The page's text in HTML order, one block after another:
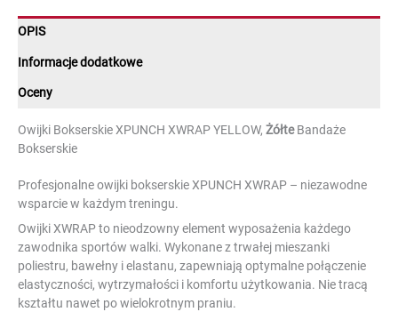
OPIS
Informacje dodatkowe
Oceny
Owijki Bokserskie XPUNCH XWRAP YELLOW, ŻółteBandaże
Bokserskie
Profesjonalne owijki bokserskie XPUNCH XWRAP – niezawodne
wsparcie w każdym treningu.
Owijki XWRAP to nieodzowny element wyposażenia każdego
zawodnika sportów walki. Wykonane z trwałej mieszanki
poliestru, bawełny i elastanu, zapewniają optymalne połączenie
elastyczności, wytrzymałości i komfortu użytkowania. Nie tracą
kształtu nawet po wielokrotnym praniu.